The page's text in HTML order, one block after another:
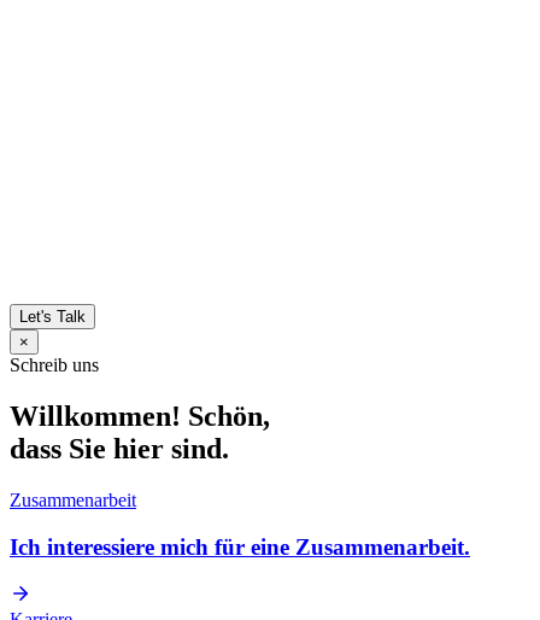
Let's Talk
×
Schreib uns
Willkommen! Schön,
dass Sie hier sind.
Zusammenarbeit
Ich interessiere mich für eine Zusammenarbeit.